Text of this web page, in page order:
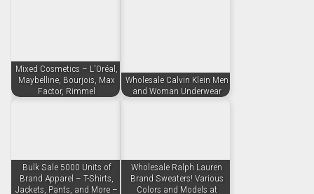
Mixed Cosmetics – L'Oréal,
Maybelline, Bourjois, Max
Factor, Rimmel
Wholesale Calvin Klein Men
and Woman Underwear
Bulk Sale 5000 Units of
Brand Apparel – T-Shirts,
Jackets, Pants, and More –
Wholesale Ralph Lauren
Brand Sweaters! Various
Colors and Models at